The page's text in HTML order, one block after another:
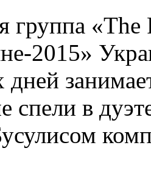
группа
2015»
спели в